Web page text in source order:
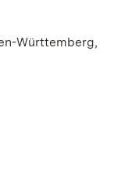
Württemberg,